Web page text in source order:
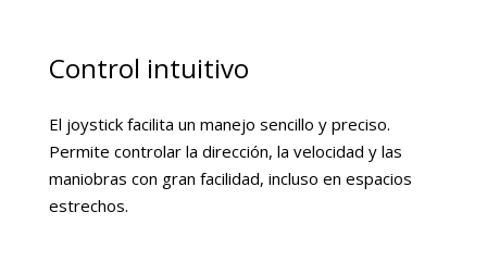
Control intuitivo
El joystick facilita un manejo sencillo y preciso.
Permite controlar la dirección, la velocidad y las
maniobras con gran facilidad, incluso en espacios
estrechos.